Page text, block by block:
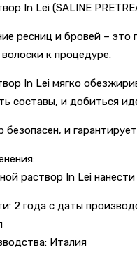
In Lei (SALINE
ресниц и бровей – это
к процедуре.
In Lei мягко
составы, и добиться
безопасен, и
раствор In Lei
2 года с даты
Италия